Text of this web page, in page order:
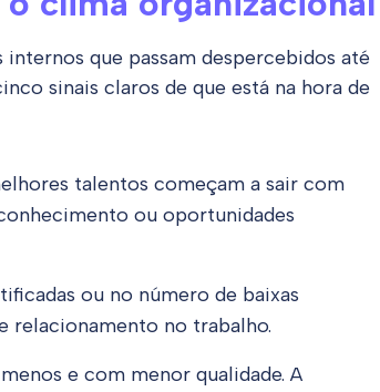
que passam despercebidos até
sinais claros de que está na hora de
talentos começam a sair com
ou oportunidades
ou no número de baixas
relacionamento no trabalho.
e com menor qualidade. A